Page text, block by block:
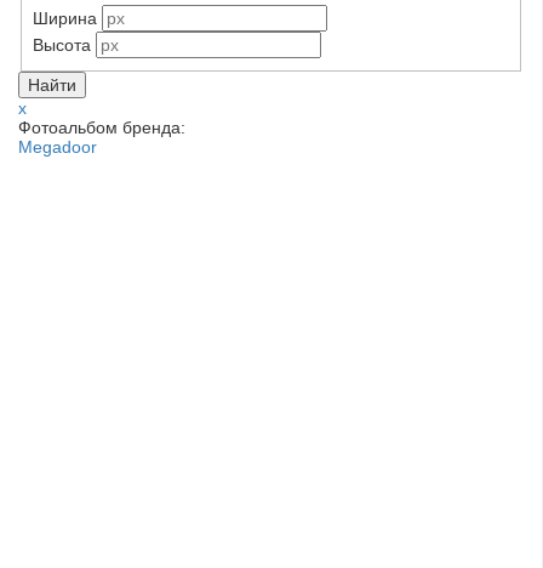
Ширина
Высота
x
Фотоальбом бренда:
Megadoor